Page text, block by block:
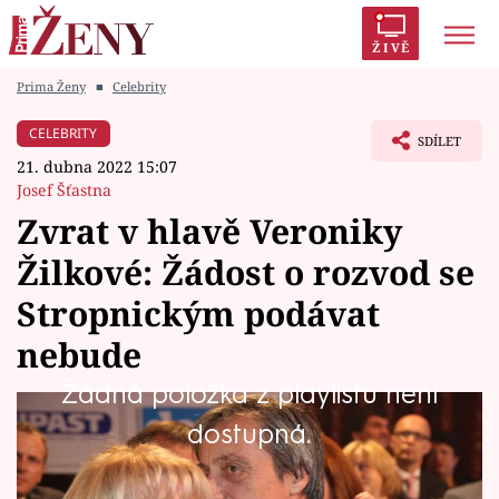
ŽIVĚ
Módní alarm
Témata
Celebrity
Vztahy
Seriály
Prima Ženy ■ Celebrity
CELEBRITY
21. dubna 2022 15:07
Josef Šťastna
SDÍLET
Zvrat v hlavě Veroniky
Žilkové: Žádost o rozvod se
Stropnickým podávat
nebude
Žádná položka z playlistu není
dostupná.
Herečka Veronika Žilková (60) je ve složité
životní situaci. Zklamal ji její manžel Martin
Stropnický (65) a je na ní vidět, že je hodně